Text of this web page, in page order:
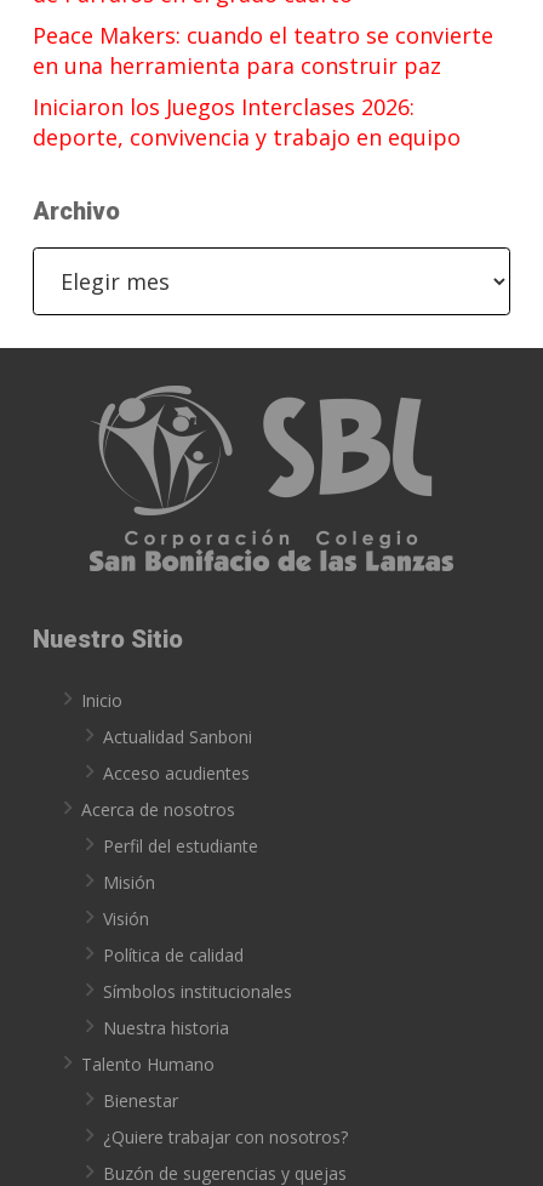
Peace Makers: cuando el teatro se convierte
en una herramienta para construir paz
Iniciaron los Juegos Interclases 2026:
deporte, convivencia y trabajo en equipo
Archivo
Nuestro Sitio
Inicio
Actualidad Sanboni
Acceso acudientes
Acerca de nosotros
Perfil del estudiante
Misión
Visión
Política de calidad
Símbolos institucionales
Nuestra historia
Talento Humano
Bienestar
¿Quiere trabajar con nosotros?
Buzón de sugerencias y quejas